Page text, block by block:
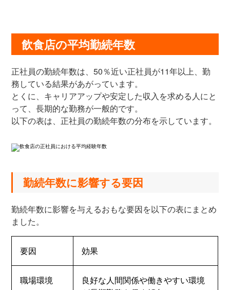
飲食店の平均勤続年数
正社員の勤続年数は、50％近い正社員が11年以上、勤
務している結果があがっています。
とくに、キャリアアップや安定した収入を求める人にと
って、長期的な勤務が一般的です。
以下の表は、正社員の勤続年数の分布を示しています。
勤続年数に影響する要因
勤続年数に影響を与えるおもな要因を以下の表にまとめ
ました。
要因 効果
職場環境
良好な人間関係や働きやすい環境